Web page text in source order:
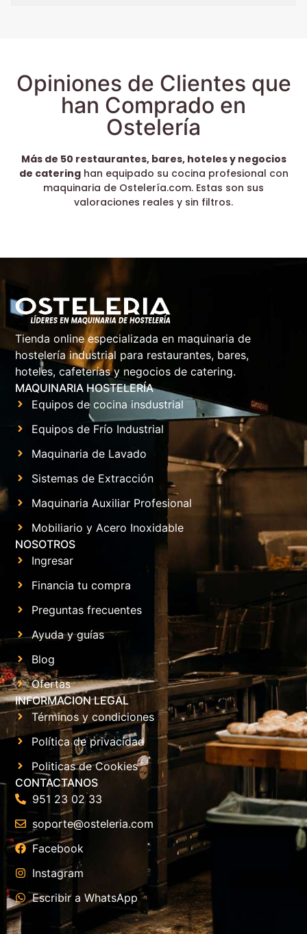
Opiniones de Clientes que
han Comprado en
Ostelería
Más de 50 restaurantes, bares, hoteles y negocios
de cateringhan equipado su cocina profesional con
maquinaria de Ostelería.com. Estas son sus
valoraciones reales y sin filtros.
Tienda online especializada en maquinaria de
hostelería industrial para restaurantes, bares,
hoteles, cafeterías y negocios de catering.
MAQUINARIA HOSTELERÍA
Equipos de cocina insdustrial
Equipos de Frío Industrial
Maquinaria de Lavado
Sistemas de Extracción
Maquinaria Auxiliar Profesional
Mobiliario y Acero Inoxidable
NOSOTROS
Ingresar
Financia tu compra
Preguntas frecuentes
Ayuda y guías
Blog
Ofertas
INFORMACION LEGAL
Términos y condiciones
Política de privacidad
Politicas de Cookies
CONTACTANOS
951 23 02 33
soporte@osteleria.com
Facebook
Instagram
Escribir a WhatsApp